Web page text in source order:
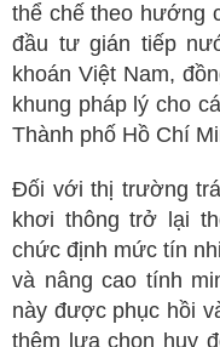
thể chế theo hướng
đầu tư gián tiếp
khoán Việt Nam,
khung pháp lý cho
Thành phố Hồ Chí
Đối với thị trường
khơi thông trở lại
chức định mức tín
và nâng cao tính
này được phục hồi
thêm lựa chọn huy